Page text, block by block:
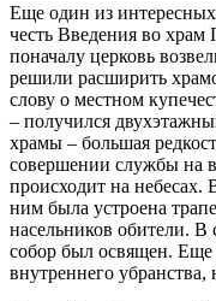
Еще один из
честь Введения во
поначалу церковь
решили расширить
слову о местном
– получился
храмы – большая
совершении службы на
происходит на небесах.
ним была устроена
насельников обители. В
собор был освящен. Еще
внутреннего